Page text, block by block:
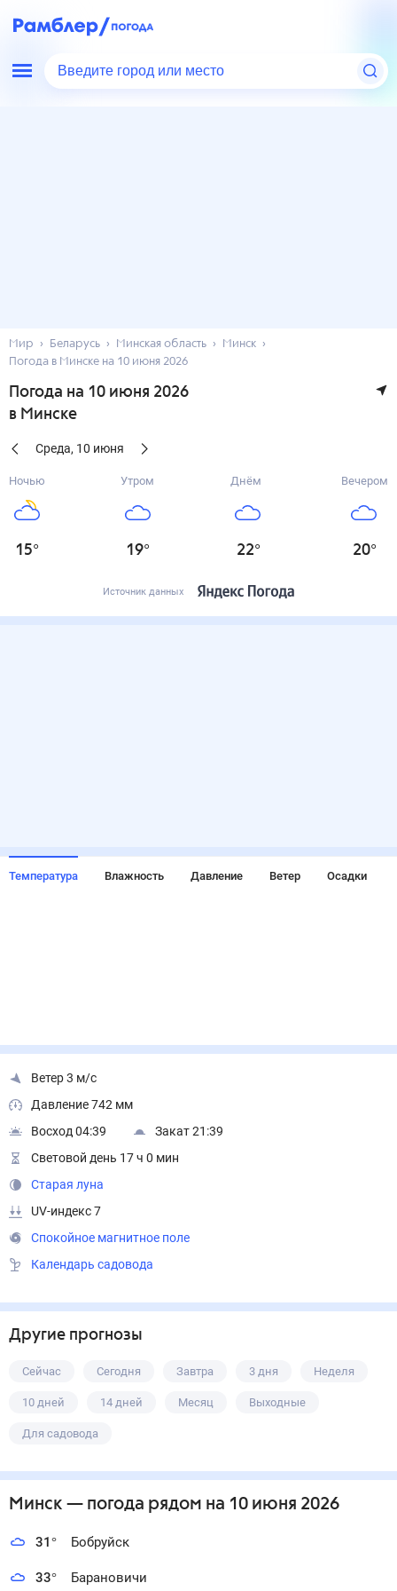
Введите город или место
Мир Беларусь Минская область
Минск
Погода в Минске на 10 июня 2026
Погода на 10 июня 2026
в Минске
Среда, 10 июня
Ночью
15°
Утром
19°
Днём
22°
Вечером
20°
Источник данных
Температура Влажность Давление Ветер Осадки
Ветер 3 м/с
Давление 742 мм
Восход 04:39
Закат 21:39
Световой день 17 ч 0 мин
Старая луна
UV-индекс 7
Спокойное магнитное поле
Календарь садовода
Другие прогнозы
Сейчас Сегодня Завтра 3 дня Неделя
10 дней 14 дней Месяц Выходные
Для садовода
Минск — погода рядом на 10 июня 2026
31° Бобруйск
33° Барановичи